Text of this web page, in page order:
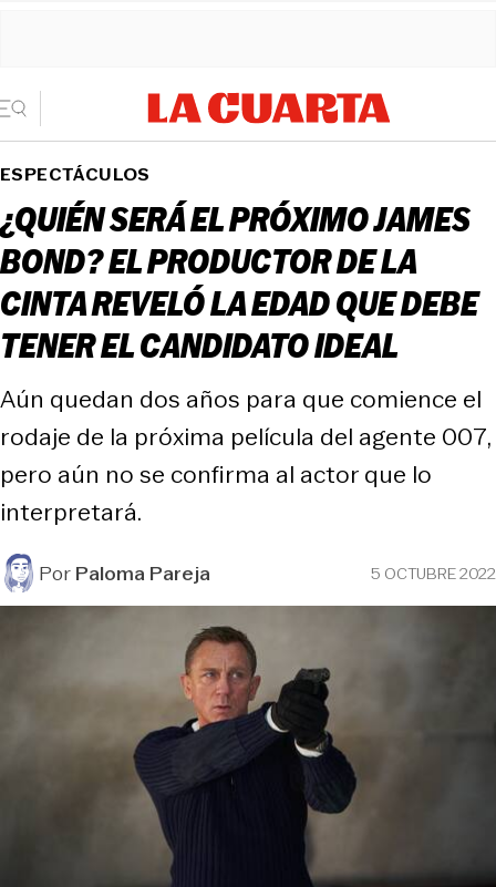
ESPECTÁCULOS
¿QUIÉN SERÁ EL PRÓXIMO JAMES
BOND? EL PRODUCTOR DE LA
CINTA REVELÓ LA EDAD QUE DEBE
TENER EL CANDIDATO IDEAL
Aún quedan dos años para que comience el
rodaje de la próxima película del agente 007,
pero aún no se confirma al actor que lo
interpretará.
PorPaloma Pareja 5 OCTUBRE 2022